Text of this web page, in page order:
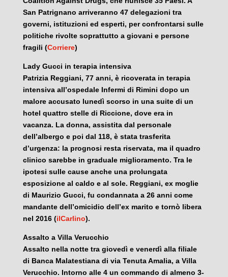
San Patrignano arriveranno 47 delegazioni tra
governi, istituzioni ed esperti, per confrontarsi sulle
politiche rivolte soprattutto a giovani e persone
fragili (Corriere)
Lady Gucci in terapia intensiva
Patrizia Reggiani, 77 anni, è ricoverata in terapia
intensiva all’ospedale Infermi di Rimini dopo un
malore accusato lunedì scorso in una suite di un
hotel quattro stelle di Riccione, dove era in
vacanza. La donna, assistita dal personale
dell’albergo e poi dal 118, è stata trasferita
d’urgenza: la prognosi resta riservata, ma il quadro
clinico sarebbe in graduale miglioramento. Tra le
ipotesi sulle cause anche una prolungata
esposizione al caldo e al sole. Reggiani, ex moglie
di Maurizio Gucci, fu condannata a 26 anni come
mandante dell’omicidio dell’ex marito e tornò libera
nel 2016 (ilCarlino).
Assalto a Villa Verucchio
Assalto nella notte tra giovedì e venerdì alla filiale
di Banca Malatestiana di via Tenuta Amalia, a Villa
Verucchio. Intorno alle 4 un commando di almeno 3-